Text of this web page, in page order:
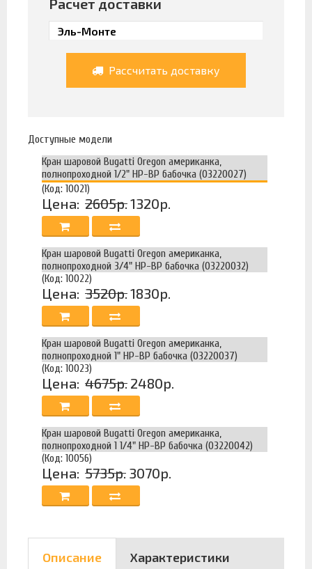
Расчет доставки
Рассчитать доставку
Доступные модели
Кран шаровой Bugatti Oregon американка,
полнопроходной 1/2" НР-ВР бабочка (03220027)
(Код: 10021)
Цена: 2605р.1320р.
Кран шаровой Bugatti Oregon американка,
полнопроходной 3/4" НР-ВР бабочка (03220032)
(Код: 10022)
Цена: 3520р.1830р.
Кран шаровой Bugatti Oregon американка,
полнопроходной 1" НР-ВР бабочка (03220037)
(Код: 10023)
Цена: 4675р. 2480р.
Кран шаровой Bugatti Oregon американка,
полнопроходной 1 1/4" НР-ВР бабочка (03220042)
(Код: 10056)
Цена: 5735р. 3070р.
Описание Характеристики